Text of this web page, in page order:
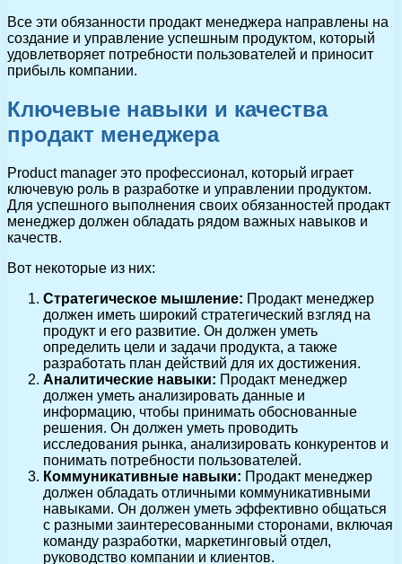
Все эти обязанности продакт менеджера направлены на
создание и управление успешным продуктом, который
удовлетворяет потребности пользователей и приносит
прибыль компании.
Ключевые навыки и качества
продакт менеджера
Product manager это профессионал, который играет
ключевую роль в разработке и управлении продуктом.
Для успешного выполнения своих обязанностей продакт
менеджер должен обладать рядом важных навыков и
качеств.
Вот некоторые из них:
Стратегическое мышление: Продакт менеджер
должен иметь широкий стратегический взгляд на
продукт и его развитие. Он должен уметь
определить цели и задачи продукта, а также
разработать план действий для их достижения.
Аналитические навыки: Продакт менеджер
должен уметь анализировать данные и
информацию, чтобы принимать обоснованные
решения. Он должен уметь проводить
исследования рынка, анализировать конкурентов и
понимать потребности пользователей.
Коммуникативные навыки: Продакт менеджер
должен обладать отличными коммуникативными
навыками. Он должен уметь эффективно общаться
с разными заинтересованными сторонами, включая
команду разработки, маркетинговый отдел,
руководство компании и клиентов.